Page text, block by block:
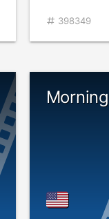
398349
Morning